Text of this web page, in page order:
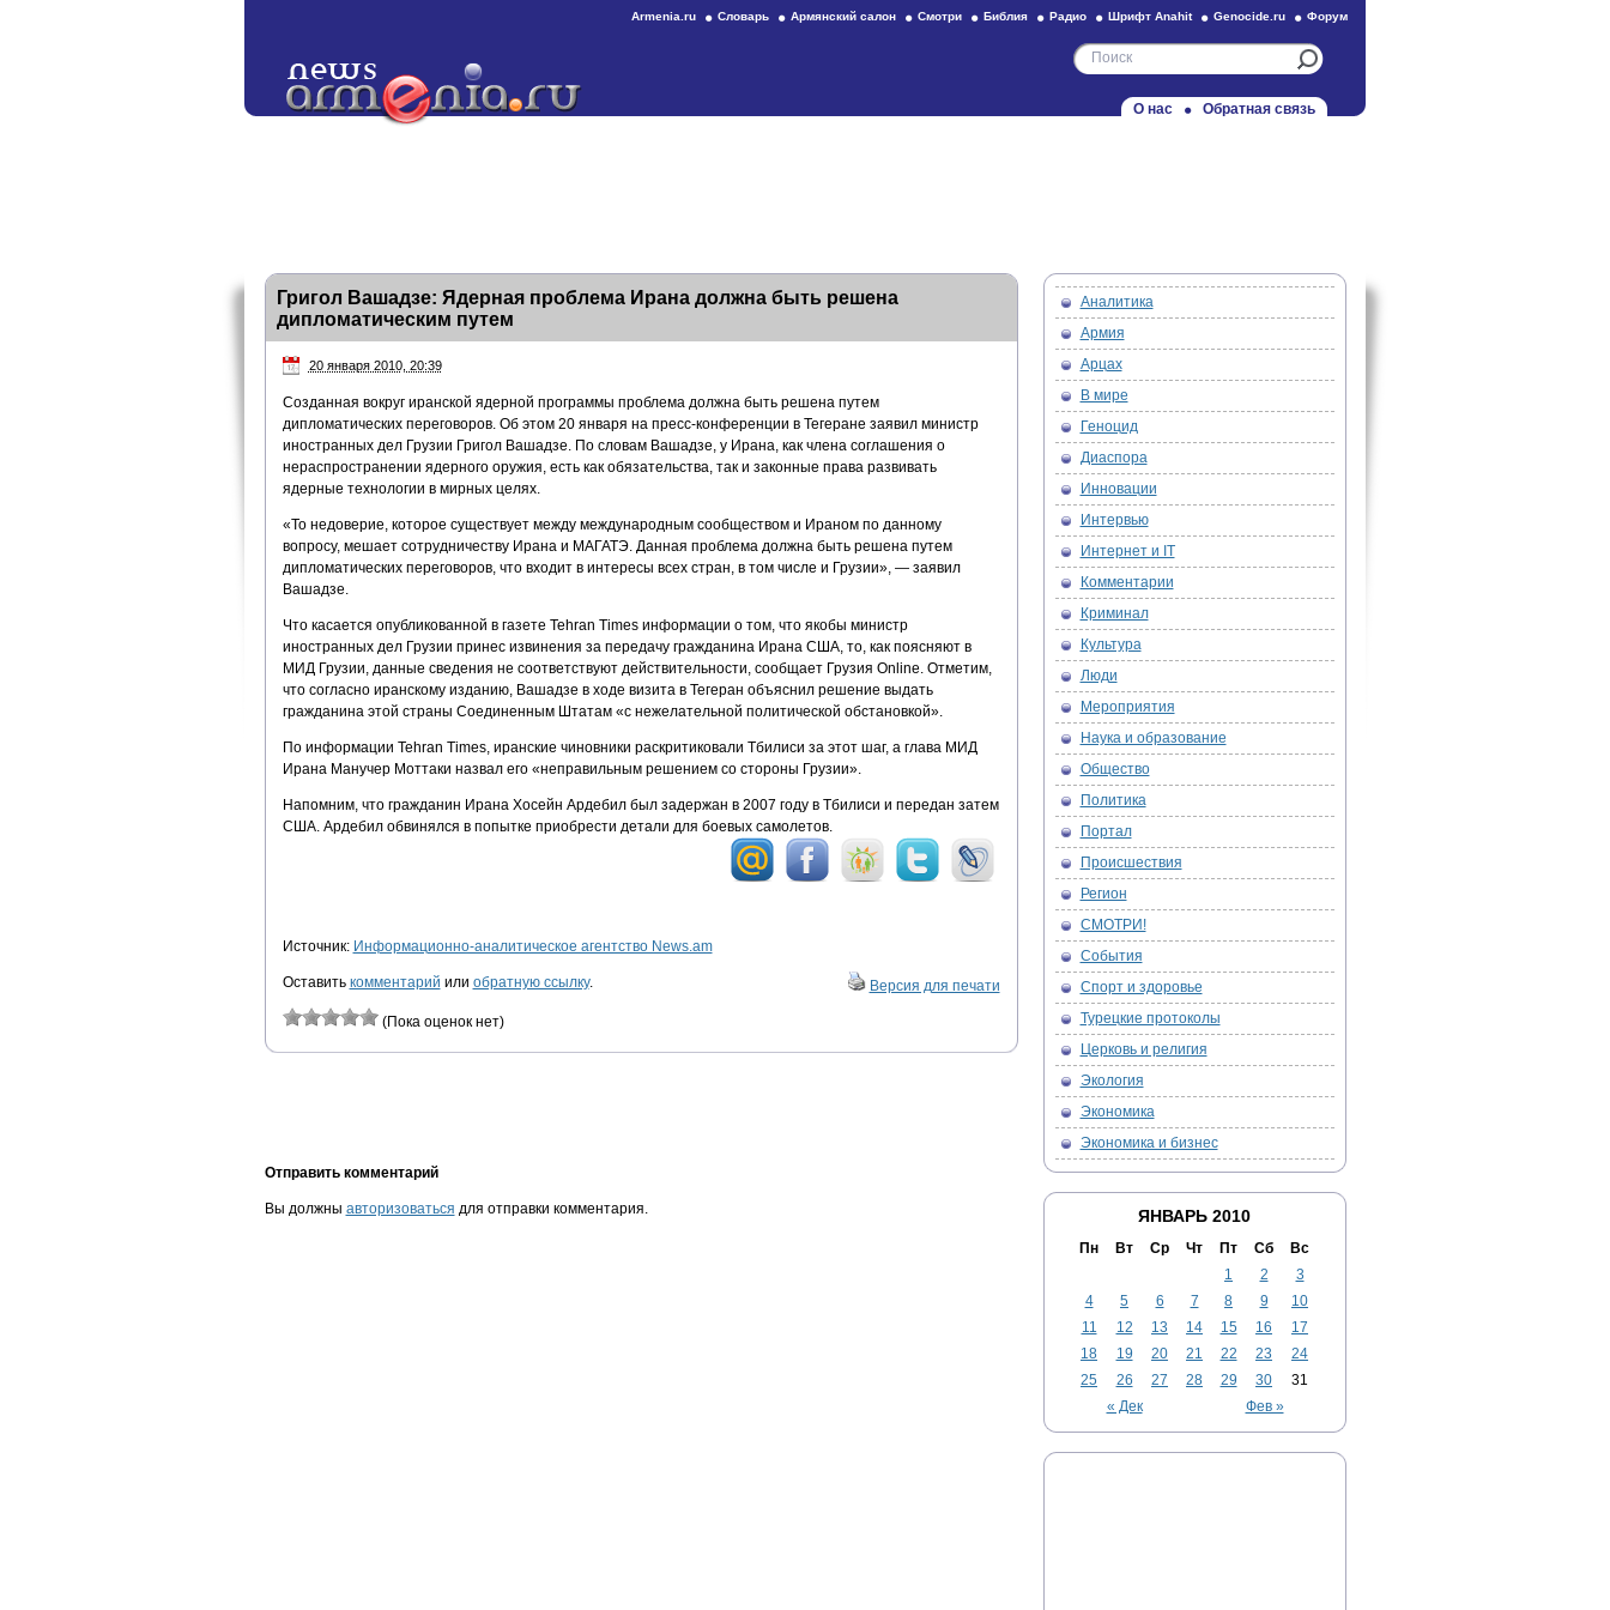
Armenia.ru Словарь Армянский салон Смотри Библия Радио Шрифт Anahit Genocide.ru Форум
О нас Обратная связь
Григол Вашадзе: Ядерная проблема Ирана должна быть решена
дипломатическим путем
20 января 2010, 20:39
Созданная вокруг иранской ядерной программы проблема должна быть решена путем
дипломатических переговоров. Об этом 20 января на пресс-конференции в Тегеране заявил министр
иностранных дел Грузии Григол Вашадзе. По словам Вашадзе, у Ирана, как члена соглашения о
нераспространении ядерного оружия, есть как обязательства, так и законные права развивать
ядерные технологии в мирных целях.
«То недоверие, которое существует между международным сообществом и Ираном по данному
вопросу, мешает сотрудничеству Ирана и МАГАТЭ. Данная проблема должна быть решена путем
дипломатических переговоров, что входит в интересы всех стран, в том числе и Грузии», — заявил
Вашадзе.
Что касается опубликованной в газете Tehran Times информации о том, что якобы министр
иностранных дел Грузии принес извинения за передачу гражданина Ирана США, то, как поясняют в
МИД Грузии, данные сведения не соответствуют действительности, сообщает Грузия Online. Отметим,
что согласно иранскому изданию, Вашадзе в ходе визита в Тегеран объяснил решение выдать
гражданина этой страны Соединенным Штатам «с нежелательной политической обстановкой».
По информации Tehran Times, иранские чиновники раскритиковали Тбилиси за этот шаг, а глава МИД
Ирана Манучер Моттаки назвал его «неправильным решением со стороны Грузии».
Напомним, что гражданин Ирана Хосейн Ардебил был задержан в 2007 году в Тбилиси и передан затем
США. Ардебил обвинялся в попытке приобрести детали для боевых самолетов.
Источник: Информационно-аналитическое агентство News.am
Оставить комментарий или обратную ссылку. Версия для печати
(Пока оценок нет)
Отправить комментарий
Вы должны авторизоваться для отправки комментария.
Аналитика
Армия
Арцах
В мире
Геноцид
Диаспора
Инновации
Интервью
Интернет и IT
Комментарии
Криминал
Культура
Люди
Мероприятия
Наука и образование
Общество
Политика
Портал
Происшествия
Регион
СМОТРИ!
События
Спорт и здоровье
Турецкие протоколы
Церковь и религия
Экология
Экономика
Экономика и бизнес
ЯНВАРЬ 2010
Пн Вт Ср Чт Пт Сб Вс
« Дек Фев »
1 2
3
4
5 6 7 8 9
10
11
12 13 14 15 16
17
18
19 20 21 22 23
24
25
26 27 28 29 30 31